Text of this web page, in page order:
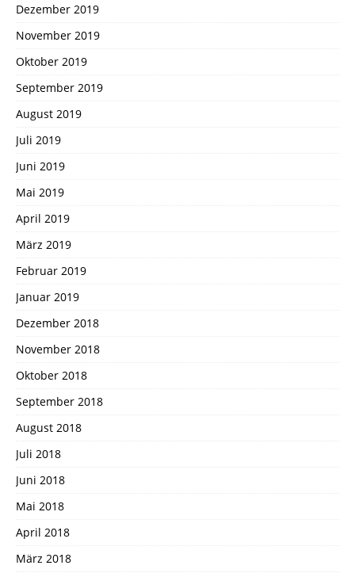
Dezember 2019
November 2019
Oktober 2019
September 2019
August 2019
Juli 2019
Juni 2019
Mai 2019
April 2019
März 2019
Februar 2019
Januar 2019
Dezember 2018
November 2018
Oktober 2018
September 2018
August 2018
Juli 2018
Juni 2018
Mai 2018
April 2018
März 2018